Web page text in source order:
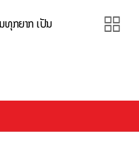
ທຸກຍາກ ເປັນ